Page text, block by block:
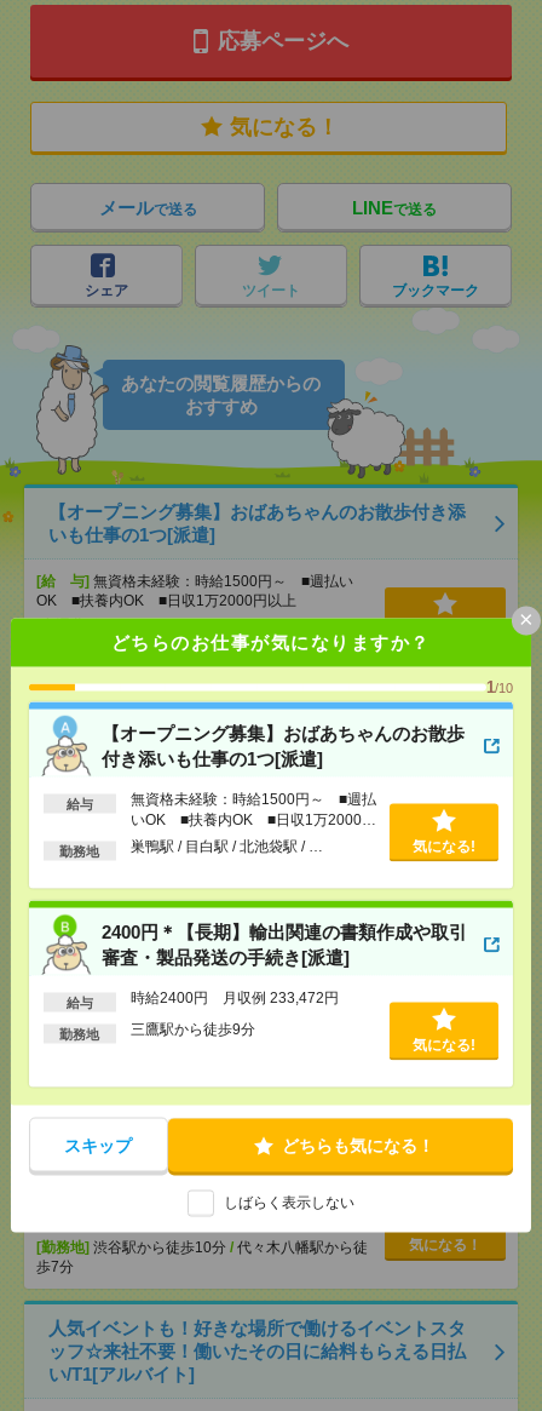
どちらのお仕事が気になりますか？
1/10
【オープニング募集】おばあちゃんのお散歩
付き添いも仕事の1つ[派遣]
給与
無資格未経験：時給1500円～ ■週払
いOK ■扶養内OK ■日収1万2000円
以上
勤務地 巣鴨駅 / 目白駅 / 北池袋駅 / … 気になる!
2400円＊【長期】輸出関連の書類作成や取引
審査・製品発送の手続き[派遣]
給与 時給2400円 月収例 233,472円
勤務地
三鷹駅から徒歩9分
気になる!
スキップ どちらも気になる！
しばらく表示しない
×
応募ページへ
気になる！
メールで送る LINEで送る
シェア ツイート ブックマーク
あなたの閲覧履歴からの
おすすめ
【オープニング募集】おばあちゃんのお散歩付き添
いも仕事の1つ[派遣]
[給 与] 無資格未経験：時給1500円～ ■週払い
OK ■扶養内OK ■日収1万2000円以上
巣鴨駅/ 目白駅 /北池袋駅/ …
2400円＊【長期】輸出関連の書類作成や取引審査・
製品発送の手続き[派遣]
[交通費]全額支給
[勤務地]三鷹駅から徒歩9分
気になる！
2000円＊＜週4日×時短＞自由な社風！採用サポート
をおまかせ！＠渋谷[派遣]
時給2000円 月収例 160,000円
[交通費]全額支給
[月収例]15～20万円
気になる！
9月開始！大手放送局関連企業！10時開始×カンタン
事務@渋谷＊50代活躍中[派遣]
時給1750円＋交
[勤務地] 渋谷駅から徒歩10分 / 代々木八幡駅から徒
歩7分
気になる！
人気イベントも！好きな場所で働けるイベントスタ
ッフ☆来社不要！働いたその日に給料もらえる日払
い/T1[アルバイト]